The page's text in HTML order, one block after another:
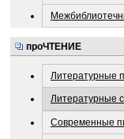
проЧТЕНИЕ
Литературные
Литературные
Современные